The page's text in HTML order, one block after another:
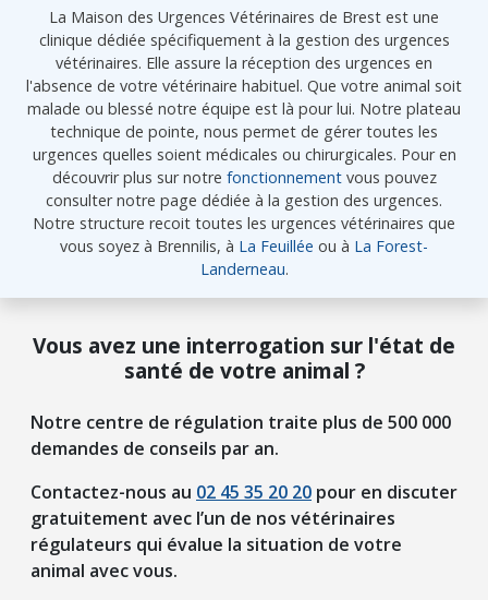
La Maison des Urgences Vétérinaires de Brest est une
clinique dédiée spécifiquement à la gestion des urgences
vétérinaires. Elle assure la réception des urgences en
l'absence de votre vétérinaire habituel. Que votre animal soit
malade ou blessé notre équipe est là pour lui. Notre plateau
technique de pointe, nous permet de gérer toutes les
urgences quelles soient médicales ou chirurgicales. Pour en
découvrir plus sur notre fonctionnementvous pouvez
consulter notre page dédiée à la gestion des urgences.
Notre structure recoit toutes les urgences vétérinaires que
vous soyez à Brennilis, à La Feuillée ou à La Forest-
Landerneau.
Vous avez une interrogation sur l'état de
santé de votre animal ?
Notre centre de régulation traite plus de 500 000
demandes de conseils par an.
Contactez-nous au 02 45 35 20 20 pour en discuter
gratuitement avec l’un de nos vétérinaires
régulateurs qui évalue la situation de votre
animal avec vous.